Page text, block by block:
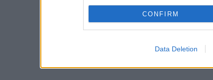
CONFIRM
Data Deletion